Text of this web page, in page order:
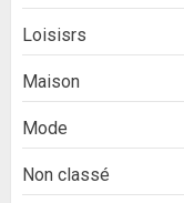
Loisisrs
Maison
Mode
Non classé